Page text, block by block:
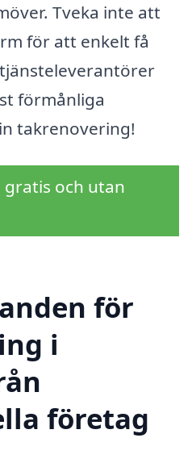
Tveka inte att
för att enkelt få
förmånliga
takrenovering!
gratis och utan
för
i
företag